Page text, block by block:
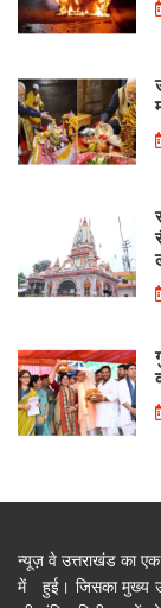
न्यूज़ वे उत्तराखंड का
में हुई। जिसका मुख्य